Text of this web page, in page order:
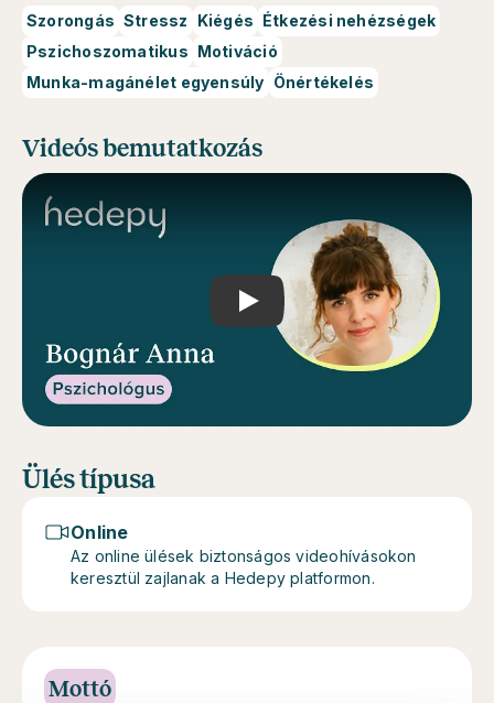
Szorongás Stressz Kiégés Étkezési nehézségek
Pszichoszomatikus Motiváció
Munka-magánélet egyensúly Önértékelés
Videós bemutatkozás
Play
Ülés típusa
Online
Az online ülések biztonságos videohívásokon
keresztül zajlanak a Hedepy platformon.
Mottó